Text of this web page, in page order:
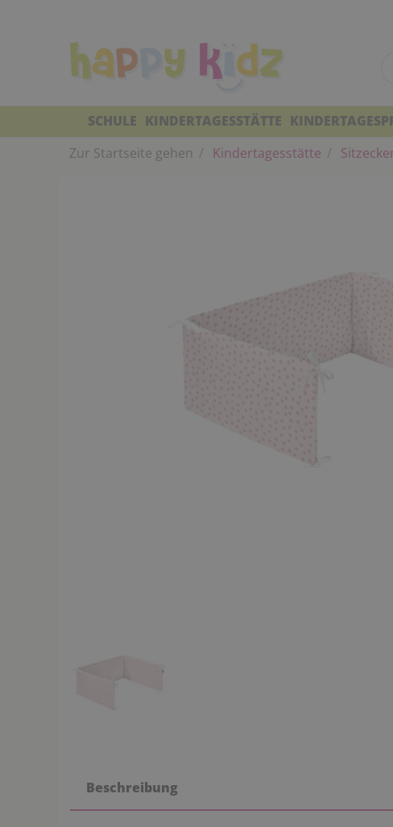
SCHULE KINDERTAGESSTÄTTE
Zur Startseite gehen
Kindertagesstätte
Beschreibung